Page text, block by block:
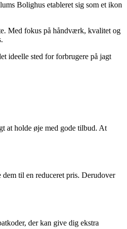
Bolighus etableret sig som et ikon
Med fokus på håndværk, kvalitet og
ideelle sted for forbrugere på jagt
at holde øje med gode tilbud. At
til en reduceret pris. Derudover
der kan give dig ekstra